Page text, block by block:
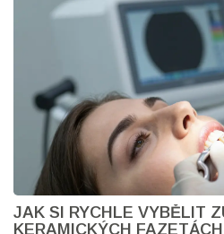
JAK SI RYCHLE VYBĚLIT
KERAMICKÝCH